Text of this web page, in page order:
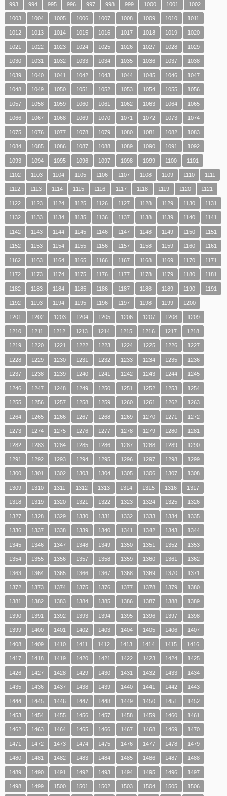
993 994 995 996 997 998 999 1000 1001 1002
1003 1004 1005 1006 1007 1008 1009 1010 1011
1012 1013 1014 1015 1016 1017 1018 1019 1020
1021 1022 1023 1024 1025 1026 1027 1028 1029
1030 1031 1032 1033 1034 1035 1036 1037 1038
1039 1040 1041 1042 1043 1044 1045 1046 1047
1048 1049 1050 1051 1052 1053 1054 1055 1056
1057 1058 1059 1060 1061 1062 1063 1064 1065
1066 1067 1068 1069 1070 1071 1072 1073 1074
1075 1076 1077 1078 1079 1080 1081 1082 1083
1084 1085 1086 1087 1088 1089 1090 1091 1092
1093 1094 1095 1096 1097 1098 1099 1100 1101
1102 1103 1104 1105 1106 1107 1108 1109 1110 1111
1112 1113 1114 1115 1116 1117 1118 1119 1120 1121
1122 1123 1124 1125 1126 1127 1128 1129 1130 1131
1132 1133 1134 1135 1136 1137 1138 1139 1140 1141
1142 1143 1144 1145 1146 1147 1148 1149 1150 1151
1152 1153 1154 1155 1156 1157 1158 1159 1160 1161
1162 1163 1164 1165 1166 1167 1168 1169 1170 1171
1172 1173 1174 1175 1176 1177 1178 1179 1180 1181
1182 1183 1184 1185 1186 1187 1188 1189 1190 1191
1192 1193 1194 1195 1196 1197 1198 1199 1200
1201 1202 1203 1204 1205 1206 1207 1208 1209
1210 1211 1212 1213 1214 1215 1216 1217 1218
1219 1220 1221 1222 1223 1224 1225 1226 1227
1228 1229 1230 1231 1232 1233 1234 1235 1236
1237 1238 1239 1240 1241 1242 1243 1244 1245
1246 1247 1248 1249 1250 1251 1252 1253 1254
1255 1256 1257 1258 1259 1260 1261 1262 1263
1264 1265 1266 1267 1268 1269 1270 1271 1272
1273 1274 1275 1276 1277 1278 1279 1280 1281
1282 1283 1284 1285 1286 1287 1288 1289 1290
1291 1292 1293 1294 1295 1296 1297 1298 1299
1300 1301 1302 1303 1304 1305 1306 1307 1308
1309 1310 1311 1312 1313 1314 1315 1316 1317
1318 1319 1320 1321 1322 1323 1324 1325 1326
1327 1328 1329 1330 1331 1332 1333 1334 1335
1336 1337 1338 1339 1340 1341 1342 1343 1344
1345 1346 1347 1348 1349 1350 1351 1352 1353
1354 1355 1356 1357 1358 1359 1360 1361 1362
1363 1364 1365 1366 1367 1368 1369 1370 1371
1372 1373 1374 1375 1376 1377 1378 1379 1380
1381 1382 1383 1384 1385 1386 1387 1388 1389
1390 1391 1392 1393 1394 1395 1396 1397 1398
1399 1400 1401 1402 1403 1404 1405 1406 1407
1408 1409 1410 1411 1412 1413 1414 1415 1416
1417 1418 1419 1420 1421 1422 1423 1424 1425
1426 1427 1428 1429 1430 1431 1432 1433 1434
1435 1436 1437 1438 1439 1440 1441 1442 1443
1444 1445 1446 1447 1448 1449 1450 1451 1452
1453 1454 1455 1456 1457 1458 1459 1460 1461
1462 1463 1464 1465 1466 1467 1468 1469 1470
1471 1472 1473 1474 1475 1476 1477 1478 1479
1480 1481 1482 1483 1484 1485 1486 1487 1488
1489 1490 1491 1492 1493 1494 1495 1496 1497
1498 1499 1500 1501 1502 1503 1504 1505 1506